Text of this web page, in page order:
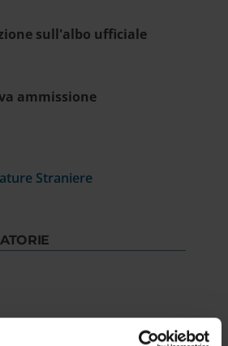
sull'albo ufficiale
ammissione
Straniere